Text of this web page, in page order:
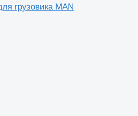
грузовика MAN